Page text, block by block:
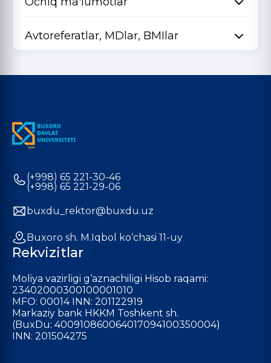
Avtoreferatlar, MDlar, BMIlar
(+998) 65 221-30-46
(+998) 65 221-29-06
buxdu_rektor@buxdu.uz
Buxoro sh. M.Iqbol ko‘chasi 11-uy
Rekvizitlar
Moliya vazirligi g‘aznachiligi Hisob raqami:
23402000300100001010
MFO: 00014 INN: 201122919
Markaziy bank HKKM Toshkent sh.
(BuxDu: 400910860064017094100350004)
INN: 201504275